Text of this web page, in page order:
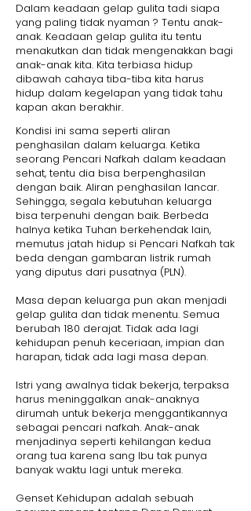
Dalam keadaan gelap gulita tadi siapa
yang paling tidak nyaman ? Tentu anak-
anak. Keadaan gelap gulita itu tentu
menakutkan dan tidak mengenakkan bagi
anak-anak kita. Kita terbiasa hidup
dibawah cahaya tiba-tiba kita harus
hidup dalam kegelapan yang tidak tahu
kapan akan berakhir.
Kondisi ini sama seperti aliran
penghasilan dalam keluarga. Ketika
seorang Pencari Nafkah dalam keadaan
sehat, tentu dia bisa berpenghasilan
dengan baik. Aliran penghasilan lancar.
Sehingga, segala kebutuhan keluarga
bisa terpenuhi dengan baik. Berbeda
halnya ketika Tuhan berkehendak lain,
memutus jatah hidup si Pencari Nafkah tak
beda dengan gambaran listrik rumah
yang diputus dari pusatnya (PLN).
Masa depan keluarga pun akan menjadi
gelap gulita dan tidak menentu. Semua
berubah 180 derajat. Tidak ada lagi
kehidupan penuh keceriaan, impian dan
harapan, tidak ada lagi masa depan.
Istri yang awalnya tidak bekerja, terpaksa
harus meninggalkan anak-anaknya
dirumah untuk bekerja menggantikannya
sebagai pencari nafkah. Anak-anak
menjadinya seperti kehilangan kedua
orang tua karena sang Ibu tak punya
banyak waktu lagi untuk mereka.
Genset Kehidupan adalah sebuah